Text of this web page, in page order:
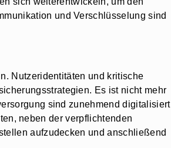
und Verschlüsselung sind
Nutzeridentitäten und kritische
Es ist nicht mehr
sind zunehmend digitalisiert
neben der verpflichtenden
aufzudecken und anschließend